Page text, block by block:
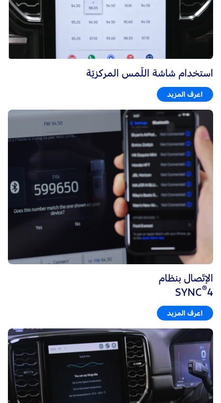
استخدام شاشة اللّمس المركزيّة
اعرف المزيد
الإتّصال بنظام
SYNC®4
اعرف المزيد